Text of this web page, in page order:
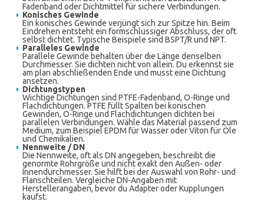
Fadenband oder Dichtmittel für sichere Verbindungen.
Konisches Gewinde
Ein konisches Gewinde verjüngt sich zur Spitze hin. Beim
Eindrehen entsteht ein formschlüssiger Abschluss, der oft
selbst dichtet. Typische Beispiele sind BSPT/R und NPT.
Paralleles Gewinde
Parallele Gewinde behalten über die Länge denselben
Durchmesser. Sie dichten nicht von allein. Du erkennst sie
am plan abschließenden Ende und musst eine Dichtung
ansetzen.
Dichtungstypen
Wichtige Dichtungen sind PTFE-Fadenband, O-Ringe und
Flachdichtungen. PTFE füllt Spalten bei konischen
Gewinden, O-Ringe und Flachdichtungen dichten bei
parallelen Verbindungen. Wähle das Material passend zum
Medium, zum Beispiel EPDM für Wasser oder Viton für Öle
und Chemikalien.
Nennweite / DN
Die Nennweite, oft als DN angegeben, beschreibt die
genormte Rohrgröße und nicht exakt den Außen- oder
Innendurchmesser. Sie hilft bei der Auswahl von Rohr- und
Flanschteilen. Vergleiche DN-Angaben mit
Herstellerangaben, bevor du Adapter oder Kupplungen
kaufst.